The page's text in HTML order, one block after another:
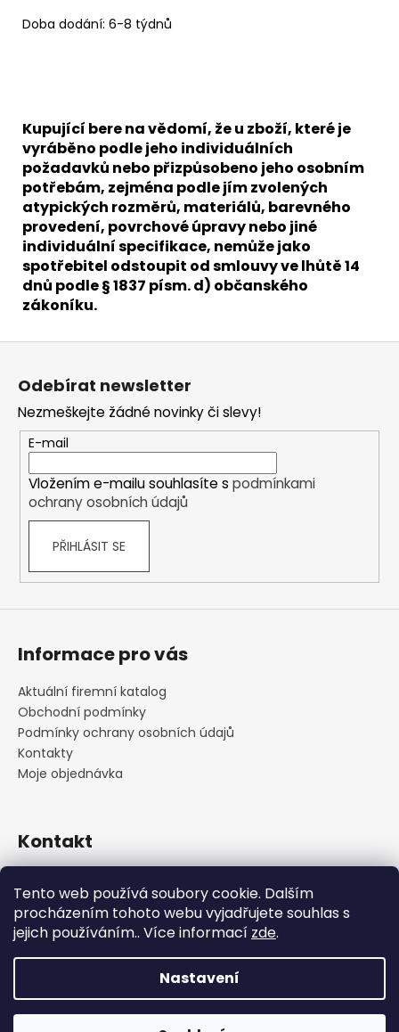
Tento web používá soubory cookie. Dalším
procházením tohoto webu vyjadřujete souhlas s
jejich používáním.. Více informací zde.
Nastavení
Doba dodání: 6-8 týdnů
Kupující bere na vědomí, že u zboží, které je
vyráběno podle jeho individuálních
požadavků nebo přizpůsobeno jeho osobním
potřebám, zejména podle jím zvolených
atypických rozměrů, materiálů, barevného
provedení, povrchové úpravy nebo jiné
individuální specifikace, nemůže jako
spotřebitel odstoupit od smlouvy ve lhůtě 14
dnů podle § 1837 písm. d) občanského
zákoníku.
Z
Odebírat newsletter
Nezmeškejte žádné novinky či slevy!
E-mail
Vložením e-mailu souhlasíte s podmínkami
ochrany osobních údajů
PŘIHLÁSIT SE
Informace pro vás
Aktuální firemní katalog
Obchodní podmínky
Podmínky ochrany osobních údajů
Kontakty
Moje objednávka
Kontakt
+420 222 316 990
https://www.facebook.com/cskarlin
Copyright 2026Concept Store Karlín. Všechna práva